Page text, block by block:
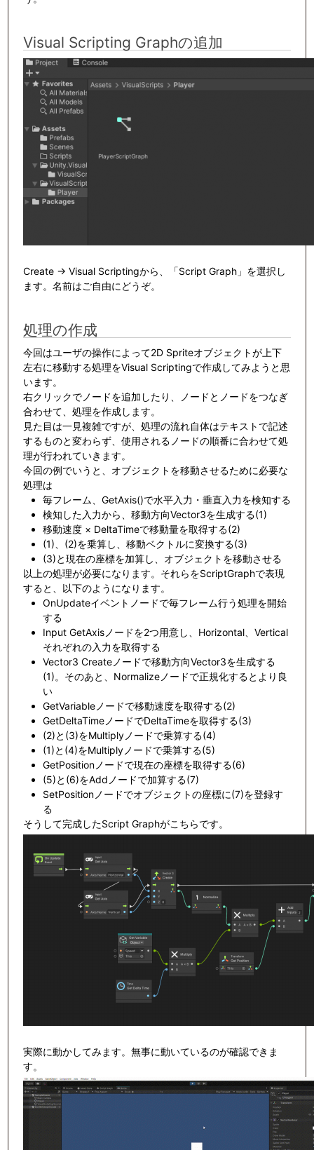
Visual Scripting Graphの追加
Create -> Visual Scriptingから、「Script Graph」を選択し
ます。名前はご自由にどうぞ。
処理の作成
今回はユーザの操作によって2D Spriteオブジェクトが上下
左右に移動する処理をVisual Scriptingで作成してみようと思
います。
右クリックでノードを追加したり、ノードとノードをつなぎ
合わせて、処理を作成します。
見た目は一見複雑ですが、処理の流れ自体はテキストで記述
するものと変わらず、使用されるノードの順番に合わせて処
理が行われていきます。
今回の例でいうと、オブジェクトを移動させるために必要な
処理は
毎フレーム、GetAxis()で水平入力・垂直入力を検知する
検知した入力から、移動方向Vector3を生成する(1)
移動速度 × DeltaTimeで移動量を取得する(2)
(1)、(2)を乗算し、移動ベクトルに変換する(3)
(3)と現在の座標を加算し、オブジェクトを移動させる
以上の処理が必要になります。それらをScriptGraphで表現
すると、以下のようになります。
OnUpdateイベントノードで毎フレーム行う処理を開始
する
Input GetAxisノードを2つ用意し、Horizontal、Vertical
それぞれの入力を取得する
Vector3 Createノードで移動方向Vector3を生成する
(1)。そのあと、Normalizeノードで正規化するとより良
い
GetVariableノードで移動速度を取得する(2)
GetDeltaTimeノードでDeltaTimeを取得する(3)
(2)と(3)をMultiplyノードで乗算する(4)
(1)と(4)をMultiplyノードで乗算する(5)
GetPositionノードで現在の座標を取得する(6)
(5)と(6)をAddノードで加算する(7)
SetPositionノードでオブジェクトの座標に(7)を登録す
る
そうして完成したScript Graphがこちらです。
実際に動かしてみます。無事に動いているのが確認できま
す。